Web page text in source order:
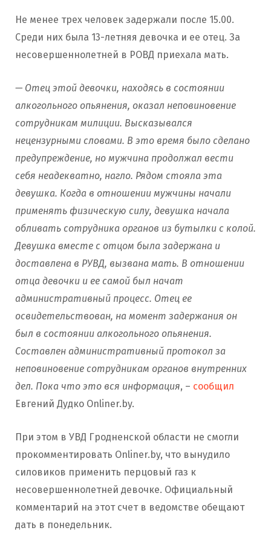
Не менее трех человек задержали после 15.00.
Среди них была 13-летняя девочка и ее отец. За
несовершеннолетней в РОВД приехала мать.
— Отец этой девочки, находясь в состоянии
алкогольного опьянения, оказал неповиновение
сотрудникам милиции. Высказывался
нецензурными словами. В это время было сделано
предупреждение, но мужчина продолжал вести
себя неадекватно, нагло. Рядом стояла эта
девушка. Когда в отношении мужчины начали
применять физическую силу, девушка начала
обливать сотрудника органов из бутылки с колой.
Девушка вместе с отцом была задержана и
доставлена в РУВД, вызвана мать. В отношении
отца девочки и ее самой был начат
административный процесс. Отец ее
освидетельствован, на момент задержания он
был в состоянии алкогольного опьянения.
Составлен административный протокол за
неповиновение сотрудникам органов внутренних
дел. Пока что это вся информация, – сообщил
Евгений Дудко Onliner.by.
При этом в УВД Гродненской области не смогли
прокомментировать Onliner.by, что вынудило
силовиков применить перцовый газ к
несовершеннолетней девочке. Официальный
комментарий на этот счет в ведомстве обещают
дать в понедельник.